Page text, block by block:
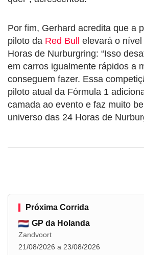
Por fim, Gerhard acredita que a
piloto da Red Bull
elevará o
Horas de Nurburgring: “Isso
em carros igualmente rápidos a
conseguem fazer. Essa
piloto atual da Fórmula 1
camada ao evento e faz muito
universo das 24 Horas de
Próxima Corrida
GP da Holanda
Zandvoort
21/08/2026 a 23/08/2026